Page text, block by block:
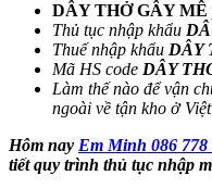
DÂY THỞ GÂY MÊ
Thủ tục nhập khẩu
Thuế nhập khẩu DÂY
Mã HS code DÂY
Làm thế nào để vận
ngoài về tận kho ở
Hôm nay Em Minh 086 778
tiết quy trình thủ tục nhập